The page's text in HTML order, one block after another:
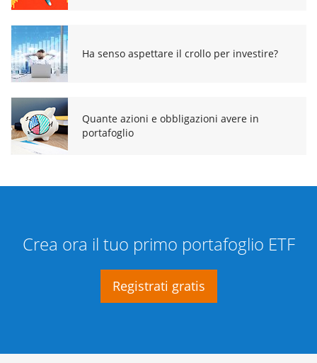
Ha senso aspettare il crollo per investire?
Quante azioni e obbligazioni avere in
portafoglio
Crea ora il tuo primo portafoglio ETF
Registrati gratis